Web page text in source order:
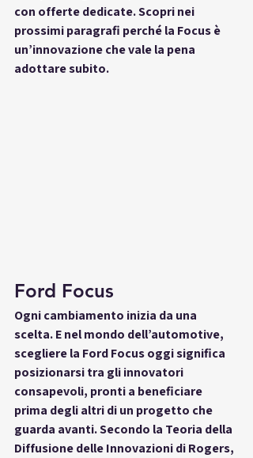
con offerte dedicate. Scopri nei
prossimi paragrafi perché la Focus è
un’innovazione che vale la pena
adottare subito.
Ford Focus
Ogni cambiamento inizia da una
scelta. E nel mondo dell’automotive,
scegliere la Ford Focus oggi significa
posizionarsi tra gli innovatori
consapevoli, pronti a beneficiare
prima degli altri di un progetto che
guarda avanti. Secondo la Teoria della
Diffusione delle Innovazioni di Rogers,